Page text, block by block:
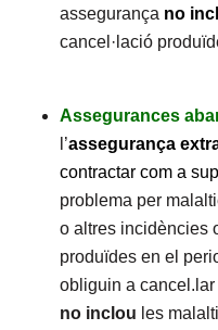
assegurança no
cancel·lació
Assegurances
l’assegurança
contractar com a
problema per
o altres incidències
produïdes en el
obliguin a
no inclou les